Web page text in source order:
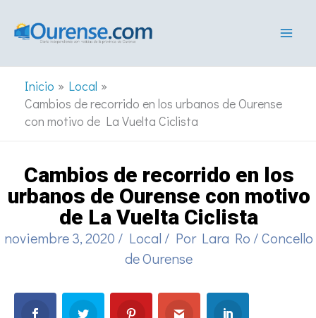
Inicio
Local
Cambios de recorrido en los urbanos de Ourense
con motivo de La Vuelta Ciclista
Cambios de recorrido en los
urbanos de Ourense con motivo
de La Vuelta Ciclista
noviembre 3, 2020 / Local / Por Lara Ro /Concello
de Ourense